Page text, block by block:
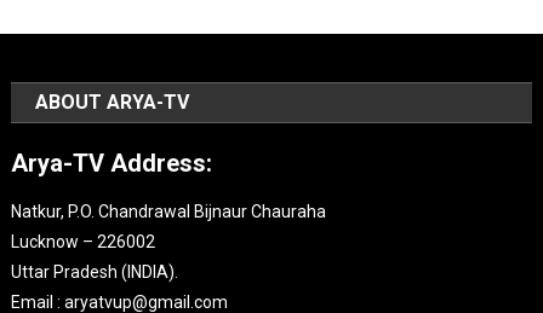
ABOUT ARYA-TV
Arya-TV Address:
Natkur, P.O. Chandrawal Bijnaur Chauraha
Lucknow – 226002
Uttar Pradesh (INDIA).
Email : aryatvup@gmail.com